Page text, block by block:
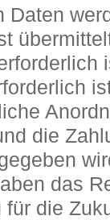
Daten
die
das
die